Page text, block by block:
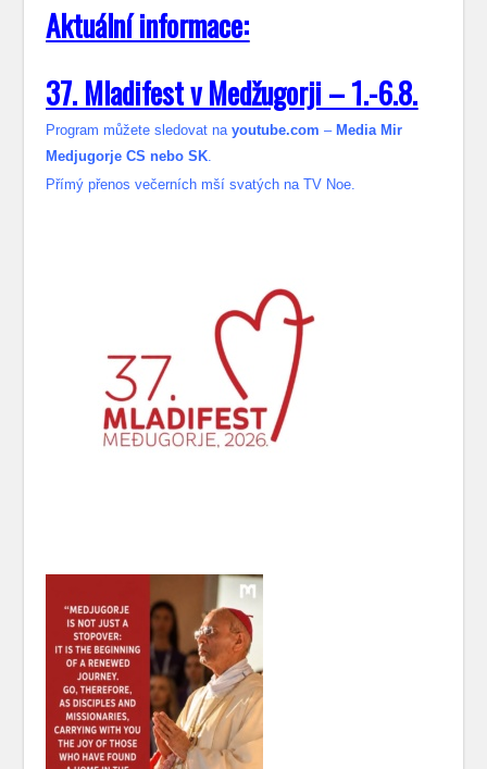
Aktuální informace:
37. Mladifest v Medžugorji – 1.-6.8.
Program můžete sledovat nayoutube.com – Media Mir
Medjugorje CS nebo SK.
Přímý přenos večerních mší svatých na TV Noe.